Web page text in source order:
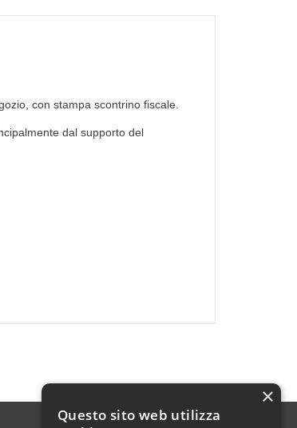
con stampa scontrino fiscale.
dal supporto del
×
Questo sito web utilizza